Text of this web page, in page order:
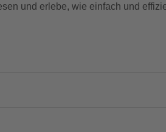
und erlebe, wie einfach und